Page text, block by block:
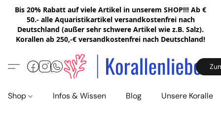
Bis 20% Rabatt auf viele Artikel in unserem SHOP!!! Ab €
50.- alle Aquaristikartikel versandkostenfrei nach
Deutschland (außer sehr schwere Artikel wie z.B. Salz).
Korallen ab 250,-€ versandkostenfrei nach Deutschland!
Shop Infos & Wissen Blog Unsere Korallen